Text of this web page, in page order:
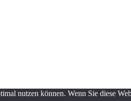
nutzen können. Wenn Sie diese